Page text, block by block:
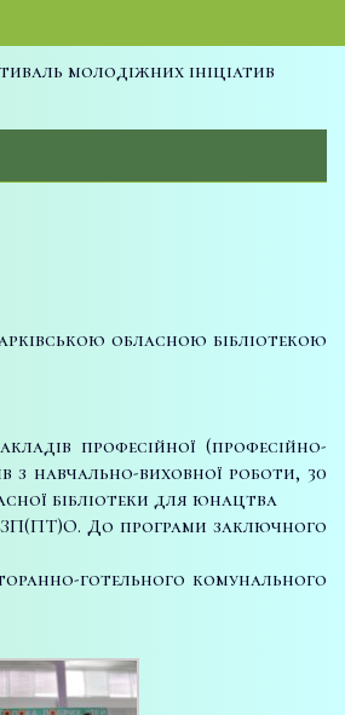
молодіжних ініціатив
обласною бібліотекою
професійної (професійно-
з навчально-виховної роботи, 30
бібліотеки для юнацтва
ЗП(ПТ)О. До програми заключного
готельного комунального